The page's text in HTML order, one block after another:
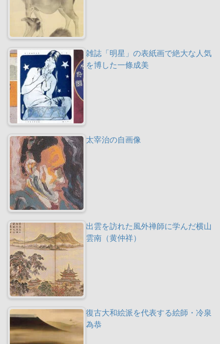
雑誌「明星」の表紙画で絶大な人気
を博した一條成美
太宰治の自画像
出雲を訪れた風外禅師に学んだ横山
雲南（黄仲祥）
復古大和絵派を代表する絵師・冷泉
為恭